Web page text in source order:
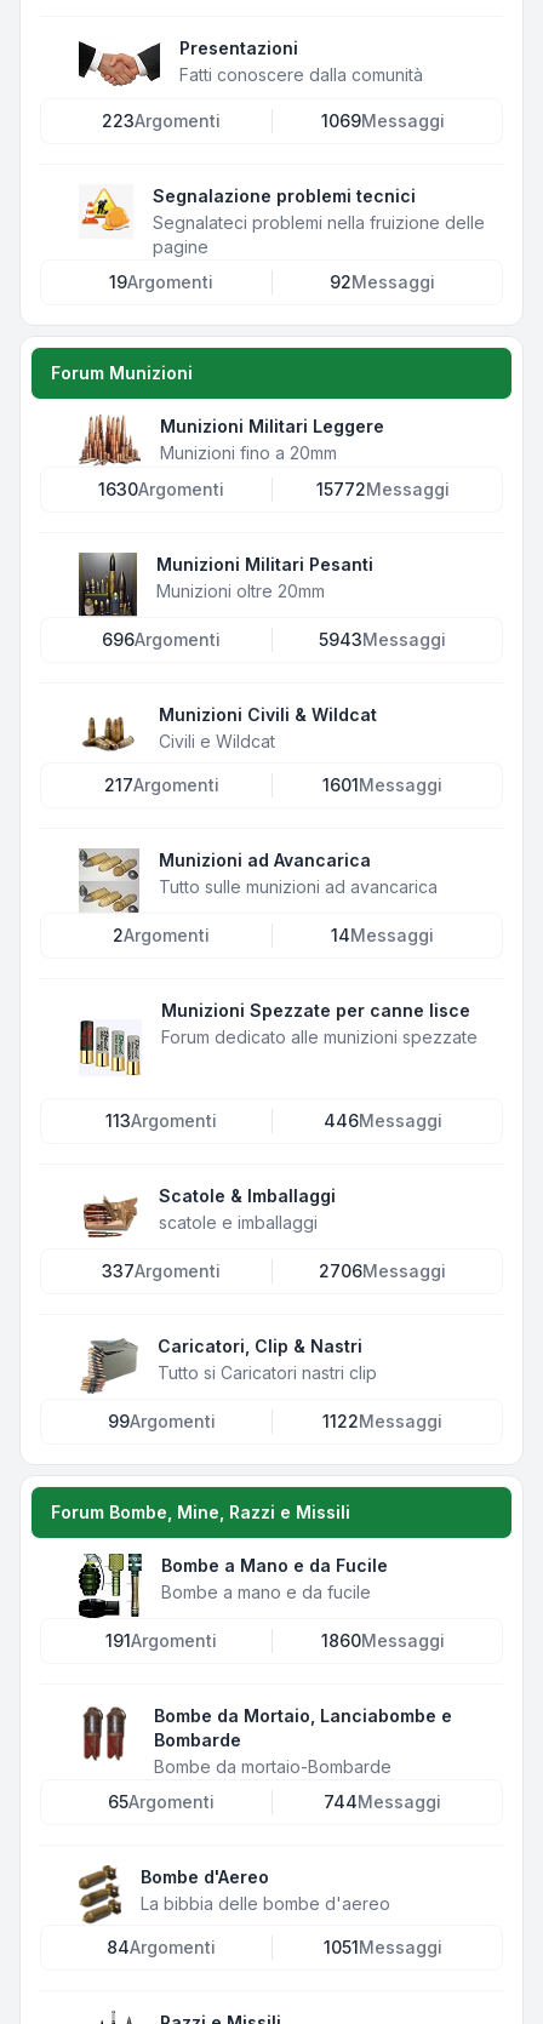
Presentazioni
Fatti conoscere dalla comunità
223Argomenti 1069Messaggi
Segnalazione problemi tecnici
Segnalateci problemi nella fruizione delle
pagine
19Argomenti 92Messaggi
Forum Munizioni
Munizioni Militari Leggere
Munizioni fino a 20mm
1630Argomenti 15772Messaggi
Munizioni Militari Pesanti
Munizioni oltre 20mm
696Argomenti 5943Messaggi
Munizioni Civili & Wildcat
Civili e Wildcat
217Argomenti 1601 Messaggi
Munizioni ad Avancarica
Tutto sulle munizioni ad avancarica
2Argomenti 14Messaggi
Munizioni Spezzate per canne lisce
Forum dedicato alle munizioni spezzate
113Argomenti 446Messaggi
Scatole & Imballaggi
scatole e imballaggi
337Argomenti 2706Messaggi
Caricatori, Clip & Nastri
Tutto si Caricatori nastri clip
99Argomenti 1122Messaggi
Forum Bombe, Mine, Razzi e Missili
Bombe a Mano e da Fucile
Bombe a mano e da fucile
191Argomenti 1860Messaggi
Bombe da Mortaio, Lanciabombe e
Bombarde
Bombe da mortaio-Bombarde
65Argomenti 744Messaggi
Bombe d'Aereo
La bibbia delle bombe d'aereo
84Argomenti 1051 Messaggi